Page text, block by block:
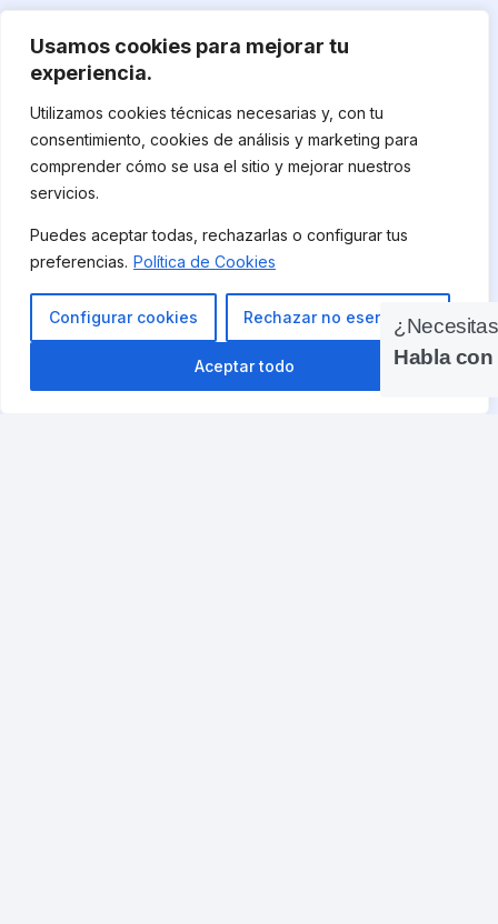
Usamos cookies para mejorar tu
experiencia.
Utilizamos cookies técnicas necesarias y, con tu
consentimiento, cookies de análisis y marketing para
comprender cómo se usa el sitio y mejorar nuestros
servicios.
Puedes aceptar todas, rechazarlas o configurar tus
preferencias. Política de Cookies
Configurar cookies Rechazar no esenciales
Aceptar todo
Pruébala en tupróxima
sesión
La mejor forma de entender Kyra
es usarla una vez.
Tú decides
qué se
guarda
Notas
claras y
nota final
Kyra trabaja
para tiHabla